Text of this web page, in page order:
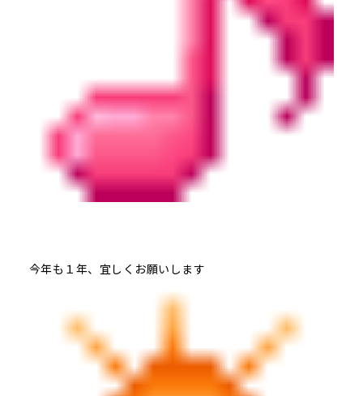
今年も１年、宜しくお願いします